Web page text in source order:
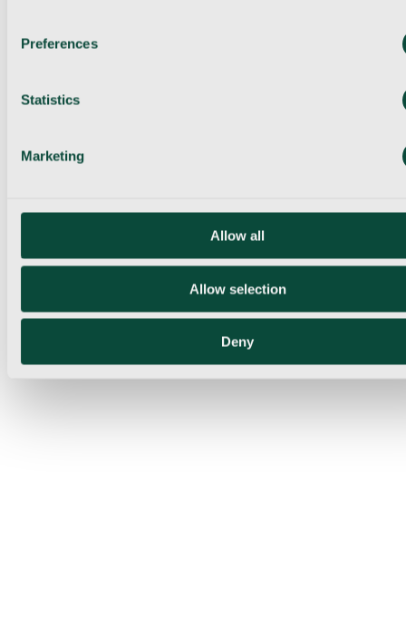
Preferences
Statistics
Marketing
Allow all
Allow selection
Deny